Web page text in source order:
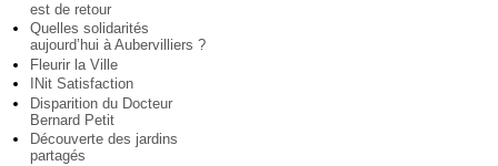
est de retour
Quelles solidarités
aujourd’hui à Aubervilliers ?
Fleurir la Ville
INit Satisfaction
Disparition du Docteur
Bernard Petit
Découverte des jardins
partagés